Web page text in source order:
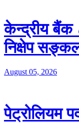
केन्द्रीय बैंक
निक्षेप
August 05, 2026
पेट्रोलियम